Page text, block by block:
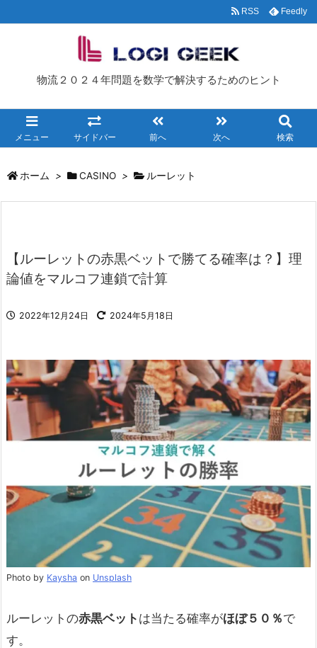
物流２０２４年問題を数学で解決するためのヒント
メニュー サイドバー 前へ 次へ 検索
RSS Feedly
ホーム > CASINO > ルーレット
【ルーレットの赤黒ベットで勝てる確率は？】理
論値をマルコフ連鎖で計算
2022年12月24日 2024年5月18日
Photo by Kaysha on Unsplash
ルーレットの赤黒ベット は当たる確率がほぼ５０％で
す。